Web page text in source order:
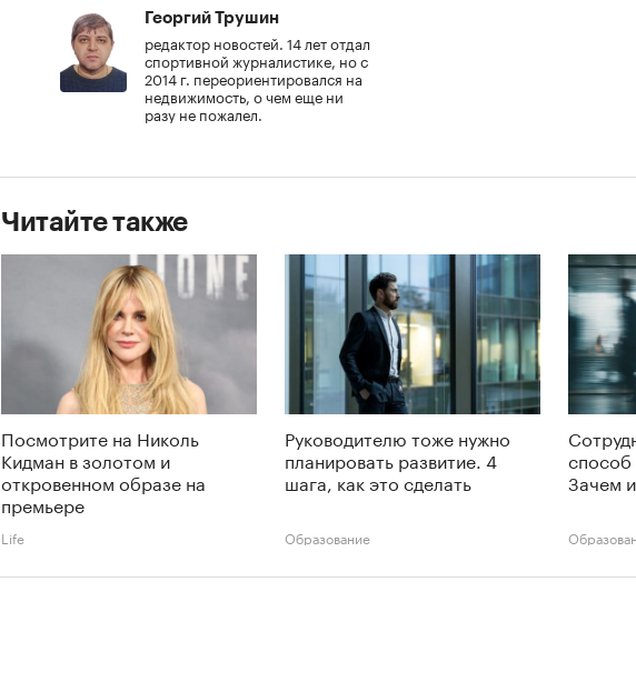
Георгий Трушин
редактор новостей. 14 лет отдал
спортивной журналистике, но с
2014 г. переориентировался на
недвижимость, о чем еще ни
разу не пожалел.
Читайте также
Посмотрите на Николь
Кидман в золотом и
откровенном образе на
премьере
Life
Руководителю тоже нужно
планировать развитие. 4
шага, как это сделать
Образование
способ
Зачем